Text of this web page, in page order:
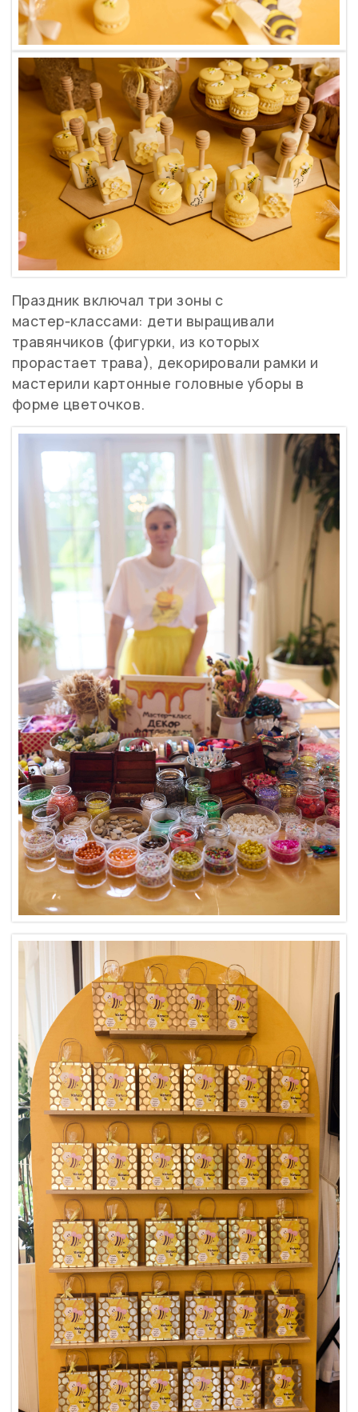
Праздник включал три зоны с
мастер‑классами: дети выращивали
травянчиков (фигурки, из которых
прорастает трава), декорировали рамки и
мастерили картонные головные уборы в
форме цветочков.